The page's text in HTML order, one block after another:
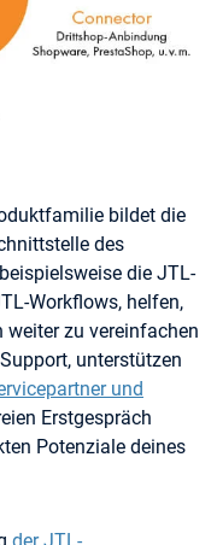
bildet die
des
die JTL-
Workflows, helfen,
weiter zu vereinfachen
unterstützen
und
Erstgespräch
Potenziale deines
der JTL-